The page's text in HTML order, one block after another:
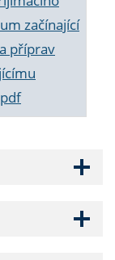
začínající
příprav